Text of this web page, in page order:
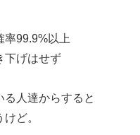
率99.9%以上
下げはせず
人達からすると
ど。